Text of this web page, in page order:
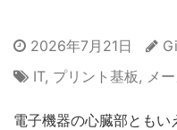
2026年7月21日
IT, プリント基板 , メ
電子機器の心臓部とも